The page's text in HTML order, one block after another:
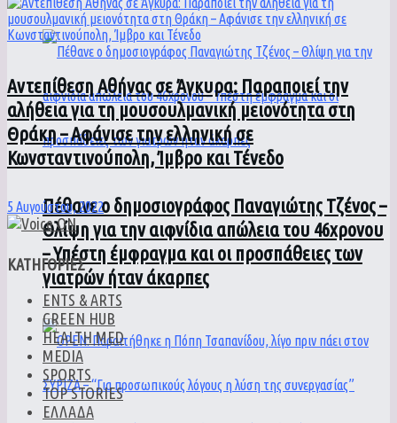
Πέθανε ο δημοσιογράφος Παναγιώτης Τζένος –
Θλίψη για την αιφνίδια απώλεια του 46χρονου
– Υπέστη έμφραγμα και οι προσπάθειες των
γιατρών ήταν άκαρπες
Αντεπίθεση Αθήνας σε Άγκυρα: Παραποιεί την
αλήθεια για τη μουσουλμανική μειονότητα στη
Θράκη – Αφάνισε την ελληνική σε
Κωνσταντινούπολη, Ίμβρο και Τένεδο
5 Αυγούστου, 2022
ΚΑΤΗΓΟΡΙΕΣ
ENTS & ARTS
GREEN HUB
HEALTH MED
MEDIA
SPORTS
TOP STORIES
ΕΛΛΑΔΑ